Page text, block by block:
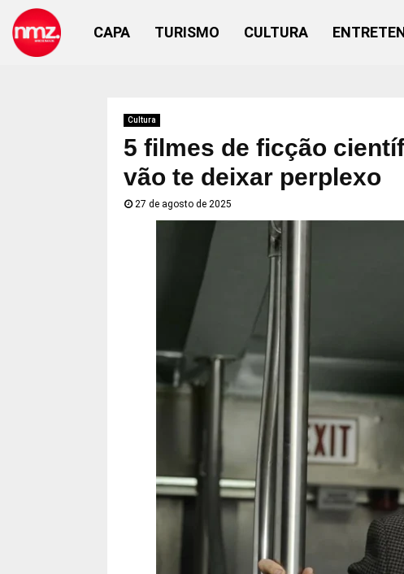
CAPA TURISMO CULTURA
Cultura
5 filmes de ficção
vão te deixar perplexo
27 de agosto de 2025